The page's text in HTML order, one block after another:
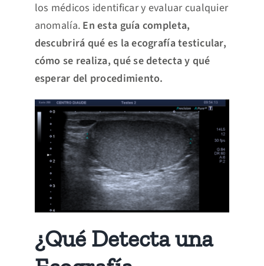
los médicos identificar y evaluar cualquier
anomalía. En esta guía completa,
descubrirá qué es la ecografía testicular,
cómo se realiza, qué se detecta y qué
esperar del procedimiento.
¿Qué Detecta una